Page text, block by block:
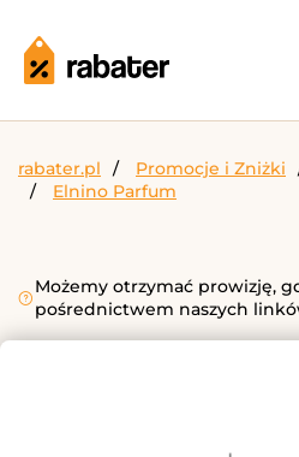
rabater.pl Promocje i Zniżki
Elnino Parfum
Możemy otrzymać prowizję,
pośrednictwem naszych